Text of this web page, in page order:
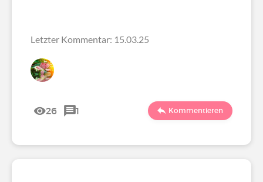
Letzter Kommentar: 15.03.25
26 1 Kommentieren